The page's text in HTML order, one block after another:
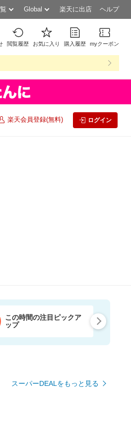
Global 楽天に出店 ヘルプ
閲覧履歴 お気に入り 購入履歴 myクーポン
楽天会員登録(無料) ログイン
この時間の注目ピックア
ップ
スーパーDEALをもっと見る